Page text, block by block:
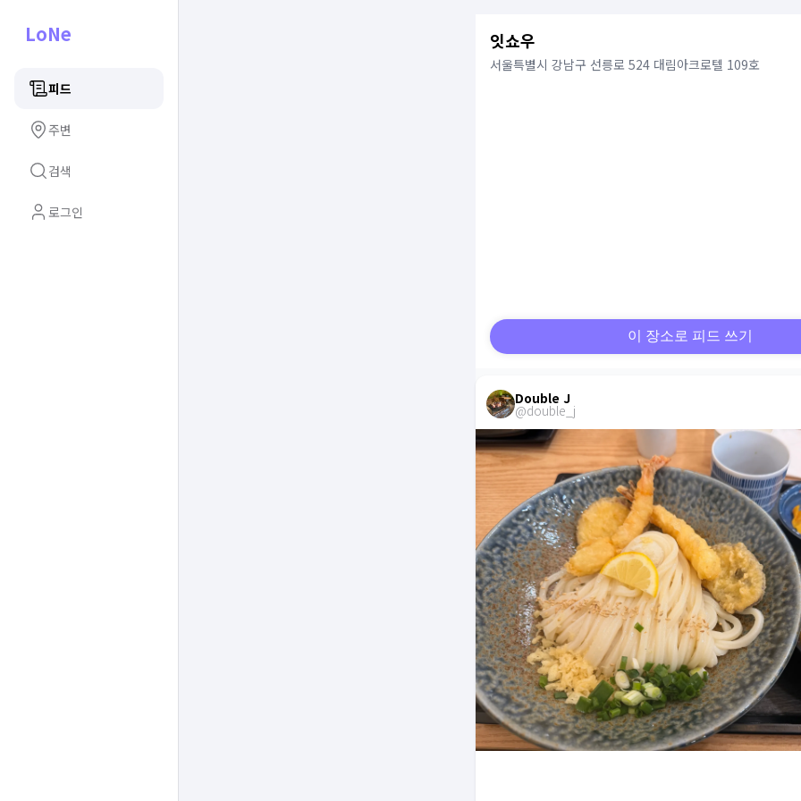
LoNe
피드
주변
검색
로그인
잇쇼우
서울특별시 강남구 선릉로 524 대림아크로텔 109호
이 장소로 피드 쓰기
Double J
@double_j